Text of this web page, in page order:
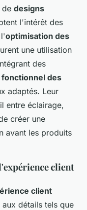
de designs
l'intérêt des
optimisation des
une utilisation
des
des
adaptés. Leur
entre éclairage,
créer une
avant les produits
client
client
détails tels que